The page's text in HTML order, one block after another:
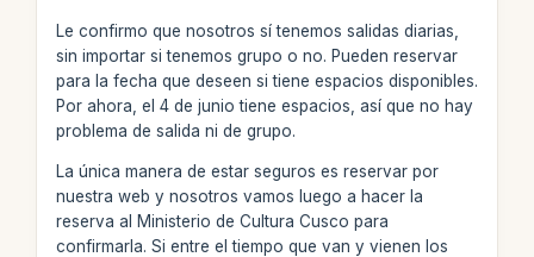
Le confirmo que nosotros sí tenemos salidas diarias,
sin importar si tenemos grupo o no. Pueden reservar
para la fecha que deseen si tiene espacios disponibles.
Por ahora, el 4 de junio tiene espacios, así que no hay
problema de salida ni de grupo.
La única manera de estar seguros es reservar por
nuestra web y nosotros vamos luego a hacer la
reserva al Ministerio de Cultura Cusco para
confirmarla. Si entre el tiempo que van y vienen los